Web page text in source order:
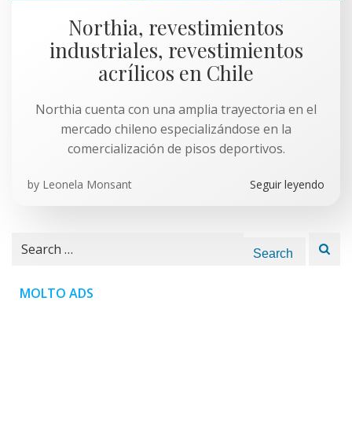
Northia, revestimientos
industriales, revestimientos
acrílicos en Chile
Northia cuenta con una amplia trayectoria en el
mercado chileno especializándose en la
comercialización de pisos deportivos.
by Leonela Monsant Seguir leyendo
Search
MOLTO ADS